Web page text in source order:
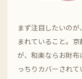
まず注目したいの
まれていること。
が、和楽ならお財
っちりカバーされて